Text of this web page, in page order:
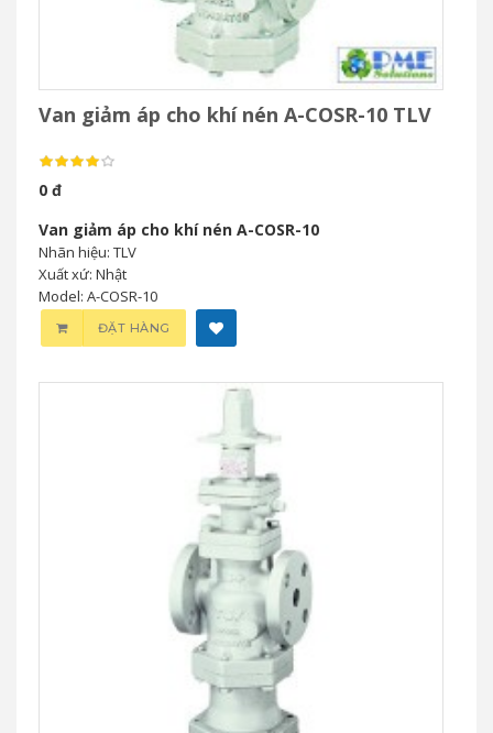
Van giảm áp cho khí nén A-COSR-10 TLV
0 đ
Van giảm áp cho khí nén A-COSR-10
Nhãn hiệu: TLV
Xuất xứ: Nhật
Model: A-COSR-10
ĐẶT HÀNG